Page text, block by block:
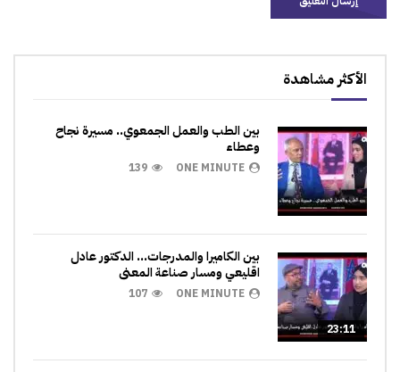
الأكثر مشاهدة
بين الطب والعمل الجمعوي.. مسيرة نجاح
وعطاء
ONE MINUTE
139
23:11
بين الكاميرا والمدرجات… الدكتور عادل
اقليعي ومسار صناعة المعنى
ONE MINUTE
107